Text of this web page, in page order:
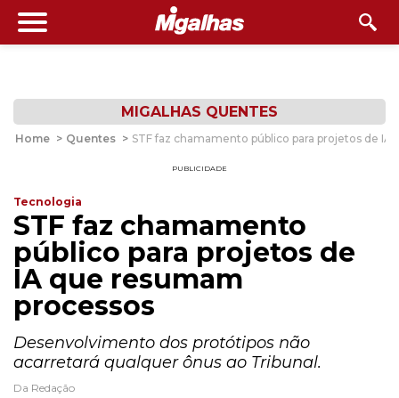
MIGALHAS QUENTES
Home > Quentes > STF faz chamamento público para projetos de
PUBLICIDADE
Tecnologia
STF faz chamamento
público para projetos de
IA que resumam
processos
Desenvolvimento dos protótipos não
acarretará qualquer ônus ao Tribunal.
Da Redação